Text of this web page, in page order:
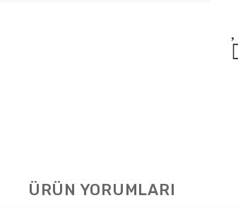
ÜRÜN YORUMLARI